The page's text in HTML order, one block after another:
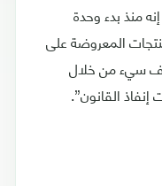
منذ بدء وحدة
المعروضة على
من 21 ألف طرف سيء من خلال
إنفاذ القانون”.